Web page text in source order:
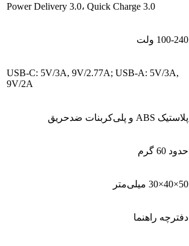
Power Delivery 3.0، Quick Charge 3.0
100-240 ولت
USB-C: 5V/3A, 9V/2.77A; USB-A: 5V/3A,
9V/2A
پلاستیک ABS و پلی‌کربنات ضدحریق
حدود 60 گرم
50×40×30 میلی‌متر
دفترچه راهنما